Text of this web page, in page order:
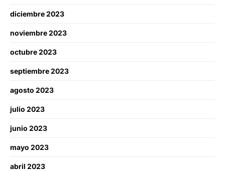
diciembre 2023
noviembre 2023
octubre 2023
septiembre 2023
agosto 2023
julio 2023
junio 2023
mayo 2023
abril 2023